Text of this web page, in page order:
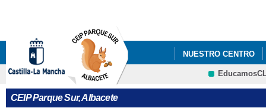
NUESTRO CENTRO
DOCUMENTOS Y
CEIP Parque Sur, Albacete